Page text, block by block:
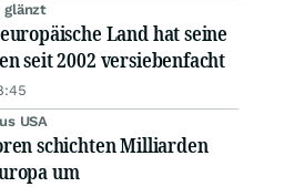
glänzt
Land hat seine
seit 2002 versiebenfacht
USA
schichten Milliarden
um